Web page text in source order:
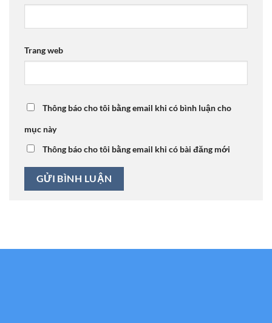
Trang web
Thông báo cho tôi bằng email khi có bình luận cho
mục này
Thông báo cho tôi bằng email khi có bài đăng mới